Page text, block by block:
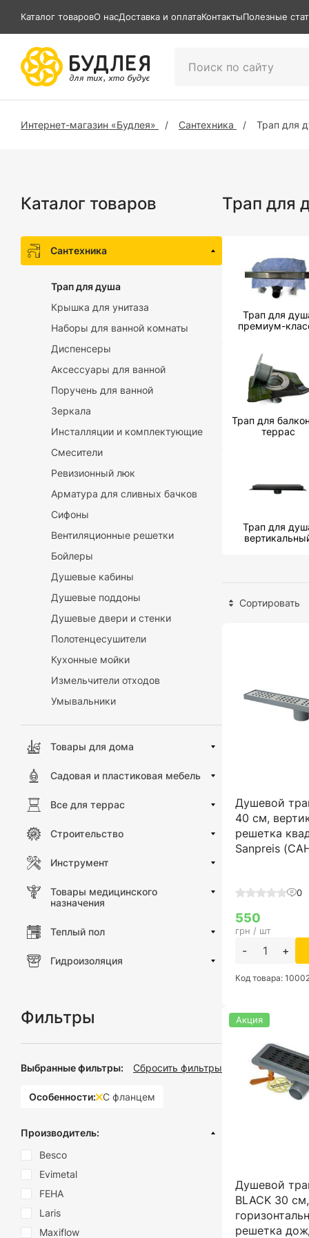
Каталог товаровО насДоставка и оплатаКонтактыПолезные
Интернет-магазин «Будлея» Сантехника Трап для
Каталог товаров
Сантехника
Трап для душа
Крышка для унитаза
Наборы для ванной комнаты
Диспенсеры
Аксессуары для ванной
Поручень для ванной
Зеркала
Инсталляции и комплектующие
Смесители
Ревизионный люк
Арматура для сливных бачков
Сифоны
Вентиляционные решетки
Бойлеры
Душевые кабины
Душевые поддоны
Душевые двери и стенки
Полотенцесушители
Кухонные мойки
Измельчители отходов
Умывальники
Товары для дома
Садовая и пластиковая мебель
Все для террас
Строительство
Инструмент
Товары медицинского
назначения
Теплый пол
Гидроизоляция
Фильтры
Выбранные фильтры: Сбросить фильтры
Особенности: С фланцем
Производитель:
Besco
Evimetal
FEHA
Laris
Maxiflow
Трап для
Трап для
премиум-
Трап для
террас
Трап для
Сортировать
Душевой
40 см,
решетка
Sanpreis
0
550
грн / шт
- +
Код товара:
Душевой
BLACK 30 см,
решетка
Акция